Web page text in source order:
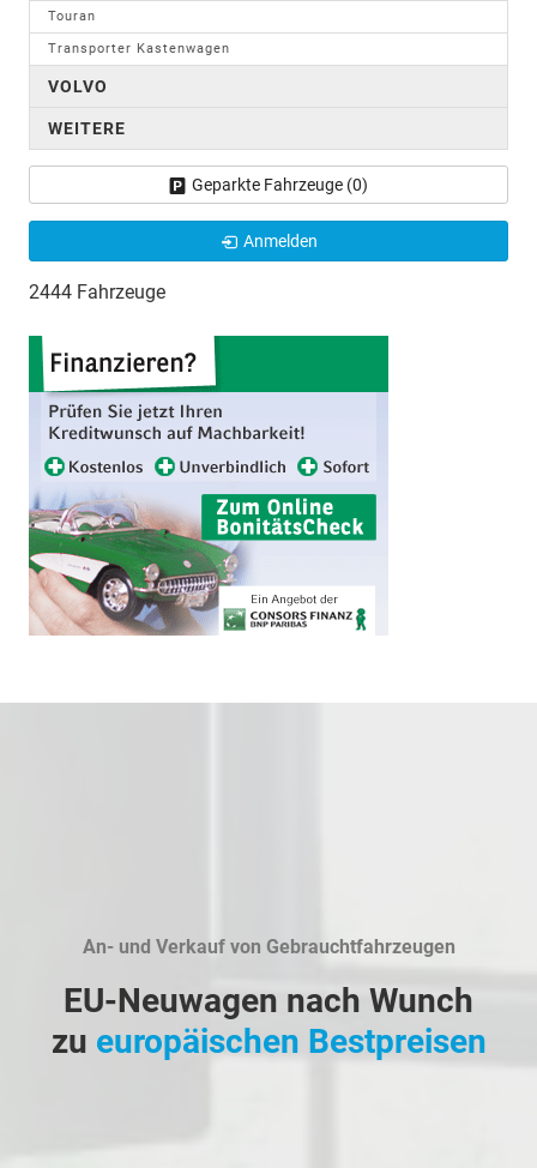
Touran
Transporter Kastenwagen
VOLVO
WEITERE
Geparkte Fahrzeuge (0)
Anmelden
2444 Fahrzeuge
An- und Verkauf von Gebrauchtfahrzeugen
EU-Neuwagen nach Wunch
zu europäischen Bestpreisen